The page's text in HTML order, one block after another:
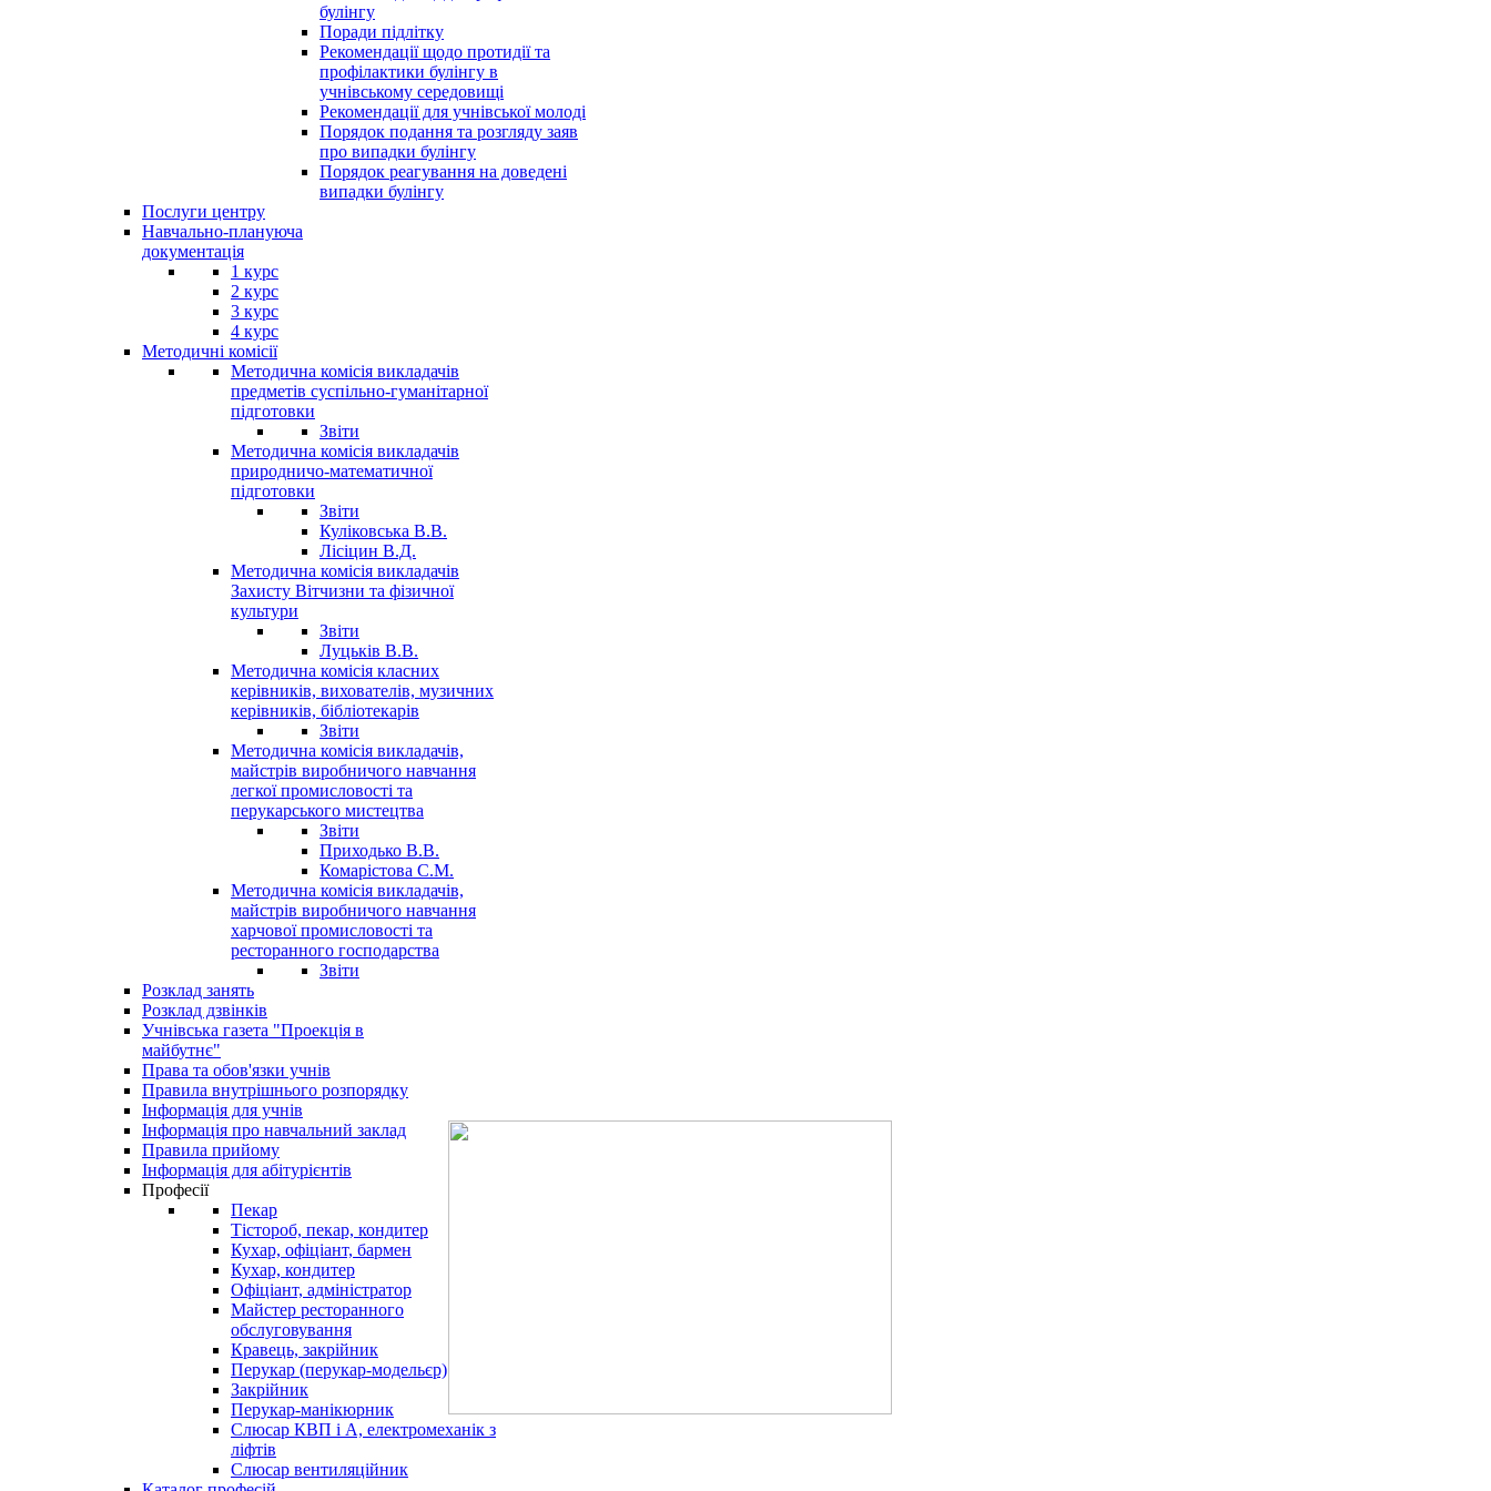
булінгу
Поради підлітку
Рекомендації щодо протидії та
профілактики булінгу в
учнівському середовищі
Рекомендації для учнівської молоді
Порядок подання та розгляду заяв
про випадки булінгу
Порядок реагування на доведені
випадки булінгу
Послуги центру
Навчально-плануюча
документація
1 курс
2 курс
3 курс
4 курс
Методичні комісії
Методична комісія викладачів
предметів суспільно-гуманітарної
підготовки
Звіти
Методична комісія викладачів
природничо-математичної
підготовки
Звіти
Куліковська В.В.
Лісіцин В.Д.
Методична комісія викладачів
Захисту Вітчизни та фізичної
культури
Звіти
Луцьків В.В.
Методична комісія класних
керівників, вихователів, музичних
керівників, бібліотекарів
Звіти
Методична комісія викладачів,
майстрів виробничого навчання
легкої промисловості та
перукарського мистецтва
Звіти
Приходько В.В.
Комарістова С.М.
Методична комісія викладачів,
майстрів виробничого навчання
харчової промисловості та
ресторанного господарства
Звіти
Розклад занять
Розклад дзвінків
Учнівська газета "Проекція в
майбутнє"
Права та обов'язки учнів
Правила внутрішнього розпорядку
Інформація для учнів
Інформація про навчальний заклад
Правила прийому
Інформація для абітурієнтів
Професії
Пекар
Тістороб, пекар, кондитер
Кухар, офіціант, бармен
Кухар, кондитер
Офіціант, адміністратор
Майстер ресторанного
обслуговування
Кравець, закрійник
Перукар (перукар-модельєр)
Закрійник
Перукар-манікюрник
Слюсар КВП і А, електромеханік з
ліфтів
Слюсар вентиляційник